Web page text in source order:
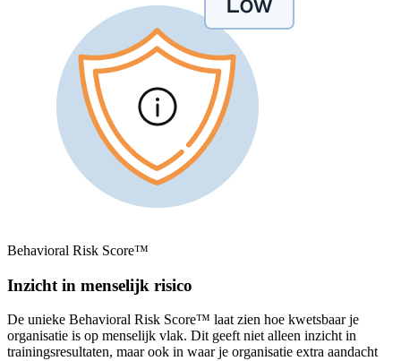
Behavioral Risk Score™
Inzicht in menselijk risico
De unieke Behavioral Risk Score™ laat zien hoe kwetsbaar je
organisatie is op menselijk vlak. Dit geeft niet alleen inzicht in
trainingsresultaten, maar ook in waar je organisatie extra aandacht